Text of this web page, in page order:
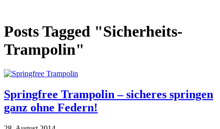
Posts Tagged "Sicherheits-
Trampolin"
Springfree Trampolin – sicheres springen
ganz ohne Federn!